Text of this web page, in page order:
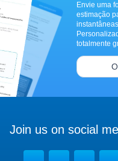
Envie uma
estimação
totalmente
Join us on social